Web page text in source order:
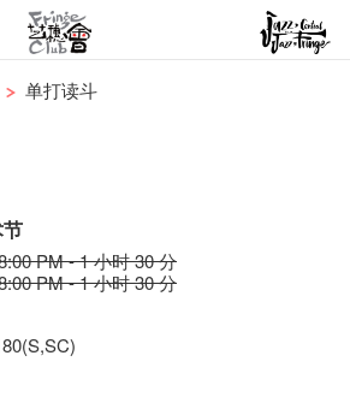
单打读斗
PM - 1 小时 30 分
PM - 1 小时 30 分